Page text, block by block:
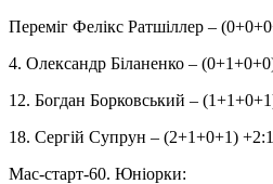
Переміг Фелікс Ратшіллер –
4. Олександр Біланенко –
12. Богдан Борковський –
18. Сергій Супрун – (2+1+0+1)
Мас-старт-60. Юніорки: